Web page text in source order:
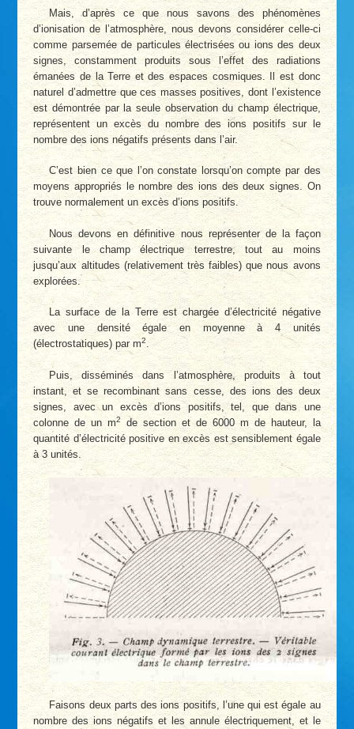
Mais, d’après ce que nous savons des phénomènes
d’ionisation de l’atmosphère, nous devons considérer celle-ci
comme parsemée de particules électrisées ou ions des deux
signes, constamment produits sous l’effet des radiations
émanées de la Terre et des espaces cosmiques. Il est donc
naturel d’admettre que ces masses positives, dont l’existence
est démontrée par la seule observation du champ électrique,
représentent un excès du nombre des ions positifs sur le
nombre des ions négatifs présents dans l’air.
C’est bien ce que l’on constate lorsqu’on compte par des
moyens appropriés le nombre des ions des deux signes. On
trouve normalement un excès d’ions positifs.
Nous devons en définitive nous représenter de la façon
suivante le champ électrique terrestre, tout au moins
jusqu’aux altitudes (relativement très faibles) que nous avons
explorées.
La surface de la Terre est chargée d’électricité négative
avec une densité égale en moyenne à 4 unités
(électrostatiques) par m2.
Puis, disséminés dans l’atmosphère, produits à tout
instant, et se recombinant sans cesse, des ions des deux
signes, avec un excès d’ions positifs, tel, que dans une
colonne de un m2
de section et de 6000 m de hauteur, la
quantité d’électricité positive en excès est sensiblement égale
à 3 unités.
Faisons deux parts des ions positifs, l’une qui est égale au
nombre des ions négatifs et les annule électriquement, et le